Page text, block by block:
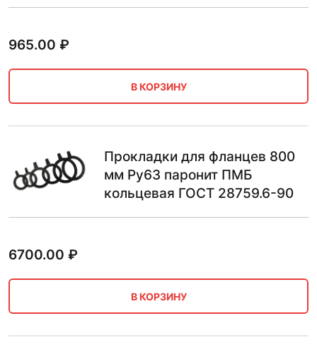
965.00 ₽
В КОРЗИНУ
Прокладки для фланцев 800
мм Ру63 паронит ПМБ
кольцевая ГОСТ 28759.6-90
6700.00 ₽
В КОРЗИНУ